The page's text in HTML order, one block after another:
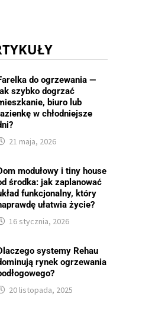
do ogrzewania —
szybko dogrzać
biuro lub
w chłodniejsze
21 maja, 2026
modułowy i tiny house
środka: jak zaplanować
funkcjonalny, który
ułatwia życie?
16 stycznia, 2026
systemy Rehau
rynek ogrzewania
20 listopada, 2025